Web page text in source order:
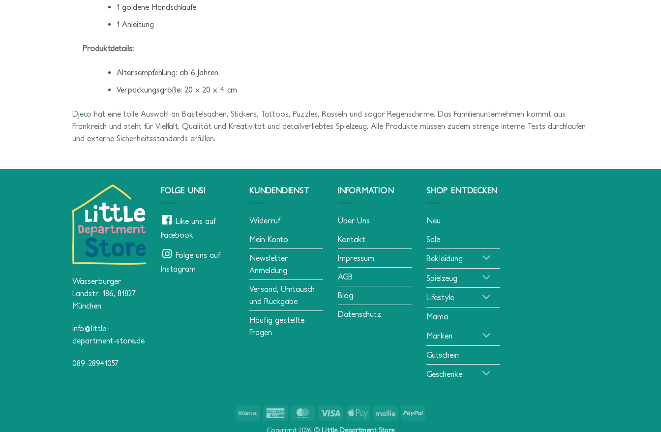
1 goldene Handschlaufe
1 Anleitung
Produktdetails:
Altersempfehlung: ab 6 Jahren
Verpackungsgröße: 20 x 20 x 4 cm
Djeco hat eine tolle Auswahl an Bastelsachen, Stickers, Tattoos, Puzzles, Rasseln und sogar Regenschirme. Das Familienunternehmen kommt aus
Frankreich und steht für Vielfalt, Qualität und Kreativität und detailverliebtes Spielzeug. Alle Produkte müssen zudem strenge interne Tests durchlaufen
und externe Sicherheitsstandards erfüllen.
Wasserburger
Landstr. 186, 81827
München
info@little-
department-store.de
089-28941057
FOLGE UNS!
Like uns auf
Facebook
Folge uns auf
Instagram
KUNDENDIENST
Widerruf
Mein Konto
Newsletter
Anmeldung
Versand, Umtausch
und Rückgabe
Häufig gestellte
Fragen
INFORMATION
Über Uns
Kontakt
Impressum
AGB
Blog
Datenschutz
SHOP ENTDECKEN
Neu
Sale
Bekleidung
Spielzeug
Lifestyle
Mama
Marken
Gutschein
Geschenke
Klarna
American
MasterCardVisa
Apple
Mollie PayPal
Copyright 2026 © Little Department Store